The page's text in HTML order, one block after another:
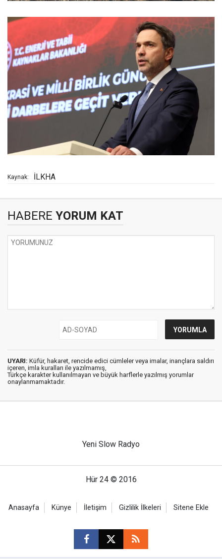
Kaynak: İLKHA
HABERE YORUM KAT
UYARI: Küfür, hakaret, rencide edici cümleler veya imalar, inançlara saldırı
içeren, imla kuralları ile yazılmamış,
Türkçe karakter kullanılmayan ve büyük harflerle yazılmış yorumlar
onaylanmamaktadır.
Yeni Slow Radyo
Hür 24 © 2016
Anasayfa Künye İletişim Gizlilik İlkeleri Sitene Ekle